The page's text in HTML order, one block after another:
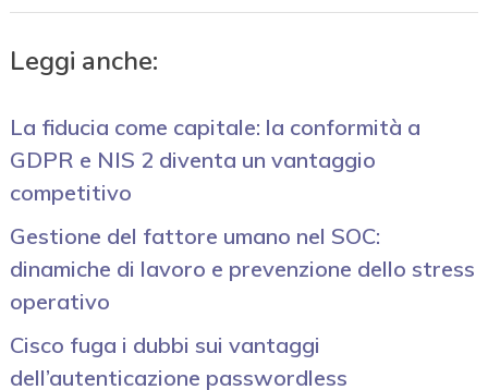
Leggi anche:
La fiducia come capitale: la conformità a
GDPR e NIS 2 diventa un vantaggio
competitivo
Gestione del fattore umano nel SOC:
dinamiche di lavoro e prevenzione dello stress
operativo
Cisco fuga i dubbi sui vantaggi
dell’autenticazione passwordless